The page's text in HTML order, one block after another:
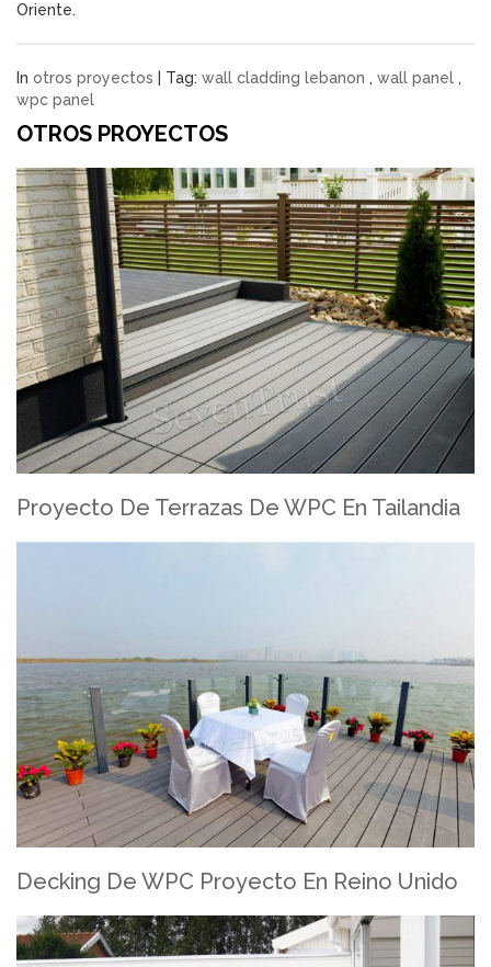
Oriente.
In otros proyectos | Tag: wall cladding lebanon , wall panel ,
wpc panel
OTROS PROYECTOS
Proyecto De Terrazas De WPC En Tailandia
Decking De WPC Proyecto En Reino Unido